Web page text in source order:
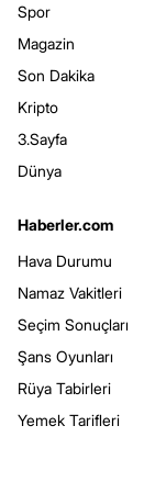
Spor
Magazin
Son Dakika
Kripto
3.Sayfa
Dünya
Haberler.com
Hava Durumu
Namaz Vakitleri
Seçim Sonuçları
Şans Oyunları
Rüya Tabirleri
Yemek Tarifleri